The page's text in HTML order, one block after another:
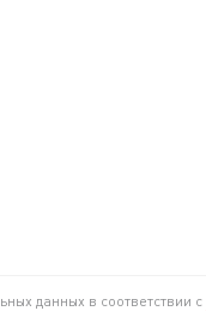
данных в соответствии с